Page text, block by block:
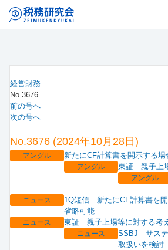
経営財務
No.3676
前の号へ
次の号へ
No.3676 (2024年10月28日)
アングル 新たにCF計算書を開示する
アングル 東証 親子上
アングル
ニュース
1Q短信 新たにCF計算書を
省略可能
ニュース 東証 親子上場等に対する考
ニュース
SSBJ サステ
取扱いを検討